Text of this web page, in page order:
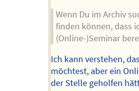
Wenn Du im Archiv
finden können, dass
(Online-)Seminar
Ich kann verstehen,
möchtest, aber ein
der Stelle geholfen